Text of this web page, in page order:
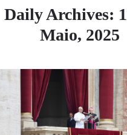
Daily Archives:
Maio, 2025